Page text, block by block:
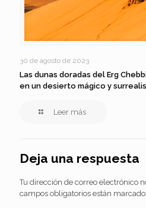
30 de agosto de 2023
Las dunas doradas del Erg
en un desierto mágico y
Leer más
Deja una respuesta
Tu dirección de correo electrónico
campos obligatorios están